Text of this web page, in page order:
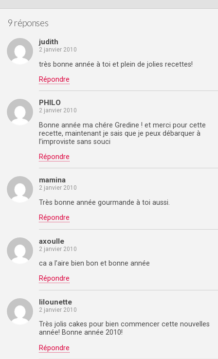
9 réponses
judith
2 janvier 2010
très bonne année à toi et plein de jolies recettes!
Répondre
PHILO
2 janvier 2010
Bonne année ma chére Gredine ! et merci pour cette
recette, maintenant je sais que je peux débarquer à
l’improviste sans souci
Répondre
mamina
2 janvier 2010
Très bonne année gourmande à toi aussi.
Répondre
axoulle
2 janvier 2010
ca a l’aire bien bon et bonne année
Répondre
lilounette
2 janvier 2010
Très jolis cakes pour bien commencer cette nouvelles
année! Bonne année 2010!
Répondre